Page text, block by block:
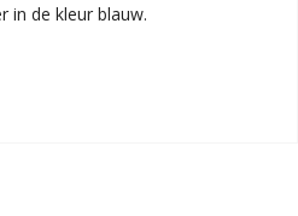
in de kleur blauw.